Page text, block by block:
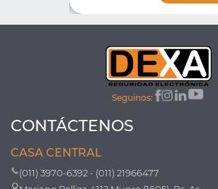
Seguinos:
CONTÁCTENOS
CASA CENTRAL
(011) 3970-6392 - (011) 21966477